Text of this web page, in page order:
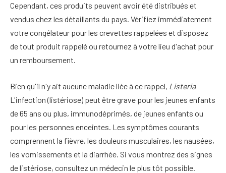
Cependant, ces produits peuvent avoir été distribués et
vendus chez les détaillants du pays. Vérifiez immédiatement
votre congélateur pour les crevettes rappelées et disposez
de tout produit rappelé ou retournez à votre lieu d'achat pour
un remboursement.
Bien qu'il n'y ait aucune maladie liée à ce rappel, Listeria
L'infection (listériose) peut être grave pour les jeunes enfants
de 65 ans ou plus, immunodéprimés, de jeunes enfants ou
pour les personnes enceintes. Les symptômes courants
comprennent la fièvre, les douleurs musculaires, les nausées,
les vomissements et la diarrhée. Si vous montrez des signes
de listériose, consultez un médecin le plus tôt possible.